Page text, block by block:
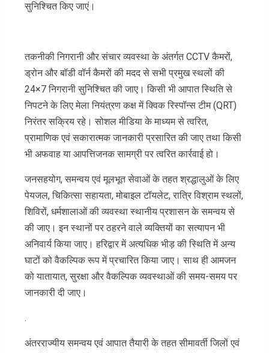
सुनिश्चित किए जाएं।
तकनीकी निगरानी और संचार व्यवस्था के अंतर्गत CCTV कैमरों,
ड्रोन और बॉडी वॉर्न कैमरों की मदद से सभी प्रमुख स्थलों की
24×7 निगरानी सुनिश्चित की जाए। किसी भी आपात स्थिति से
निपटने के लिए मेला नियंत्रण कक्ष में क्विक रिस्पॉन्स टीम (QRT)
निरंतर सक्रिय रहे। सोशल मीडिया के माध्यम से त्वरित,
प्रामाणिक एवं सकारात्मक जानकारी प्रसारित की जाए तथा किसी
भी अफवाह या आपत्तिजनक सामग्री पर त्वरित कार्रवाई हो।
जनसहयोग, समन्वय एवं मूलभूत सेवाओं के तहत श्रद्धालुओं के लिए
पेयजल, चिकित्सा सहायता, मोबाइल टॉयलेट, रात्रि विश्राम स्थलों,
शिविरों, धर्मशालाओं की व्यवस्था स्थानीय प्रशासन के समन्वय से
की जाए। इन स्थानों पर ठहरने वाले व्यक्तियों का सत्यापन भी
अनिवार्य किया जाए। हरिद्वार में अत्यधिक भीड़ की स्थिति में अन्य
घाटों को वैकल्पिक रूप में प्रचारित किया जाए। साथ ही आमजन
को यातायात, सुरक्षा और वैकल्पिक व्यवस्थाओं की समय-समय पर
जानकारी दी जाए।
.
अंतरराज्यीय समन्वय एवं आपात तैयारी के तहत सीमावर्ती जिलों एवं